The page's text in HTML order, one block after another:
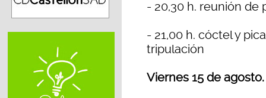
- 20,30 h. reunión de
- 21,00 h. cóctel y
tripulación
Viernes 15 de